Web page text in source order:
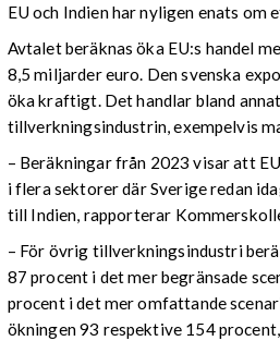
EU och Indien har nyligen enats
Avtalet beräknas öka EU:s handel
8,5 miljarder euro. Den svenska
öka kraftigt. Det handlar bland
tillverkningsindustrin, exempelvis
– Beräkningar från 2023 visar att
i flera sektorer där Sverige redan
till Indien, rapporterar
– För övrig tillverkningsindustri
87 procent i det mer begränsade
procent i det mer omfattande
ökningen 93 respektive 154